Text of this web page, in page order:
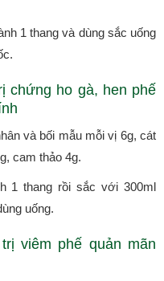
1 thang và dùng sắc uống
chứng ho gà, hen phế
và bối mẫu mỗi vị 6g, cát
cam thảo 4g.
1 thang rồi sắc với 300ml
uống.
viêm phế quản mãn